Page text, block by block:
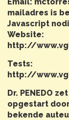
mailadres is
Javascript
Website:
http://
Tests:
http://
Dr. PENEDO
opgestart door
bekende